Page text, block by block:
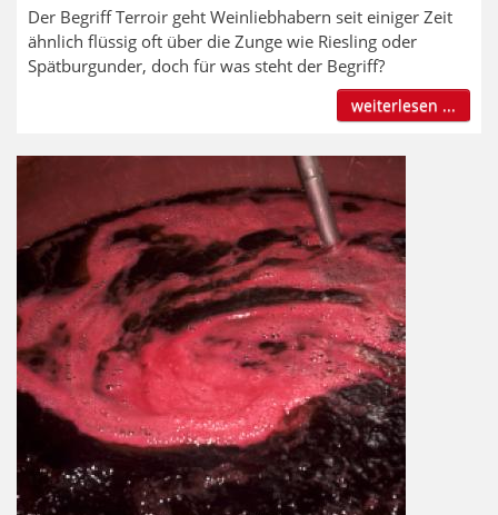
Der Begriff Terroir geht Weinliebhabern seit einiger Zeit
ähnlich flüssig oft über die Zunge wie Riesling oder
Spätburgunder, doch für was steht der Begriff?
weiterlesen ...